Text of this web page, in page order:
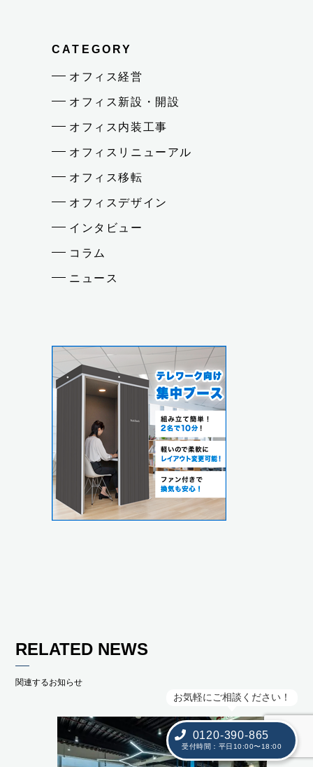
お気軽にご相談ください！
0120-390-865
受付時間：平日10:00〜18:00
CATEGORY
オフィス経営
オフィス新設・開設
オフィス内装工事
オフィスリニューアル
オフィス移転
オフィスデザイン
インタビュー
コラム
ニュース
RELATED NEWS
関連するお知らせ